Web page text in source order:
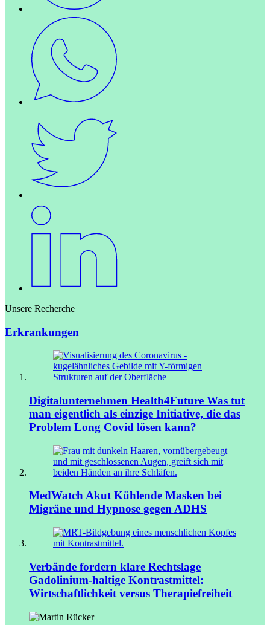
Unsere Recherche
Erkrankungen
Digitalunternehmen Health4Future Was tut
man eigentlich als einzige Initiative, die das
Problem Long Covid lösen kann?
MedWatch Akut Kühlende Masken bei
Migräne und Hypnose gegen ADHS
Verbände fordern klare Rechtslage
Gadolinium-haltige Kontrastmittel:
Wirtschaftlichkeit versus Therapiefreiheit